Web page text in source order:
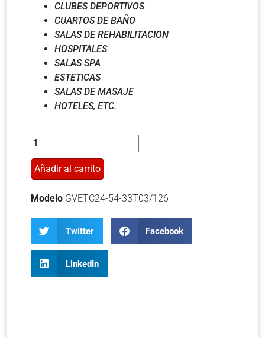
CLUBES DEPORTIVOS
CUARTOS DE BAÑO
SALAS DE REHABILITACION
HOSPITALES
SALAS SPA
ESTETICAS
SALAS DE MASAJE
HOTELES, ETC.
Añadir al carrito
Modelo GVETC24-54-33T03/126
Twitter Facebook
LinkedIn